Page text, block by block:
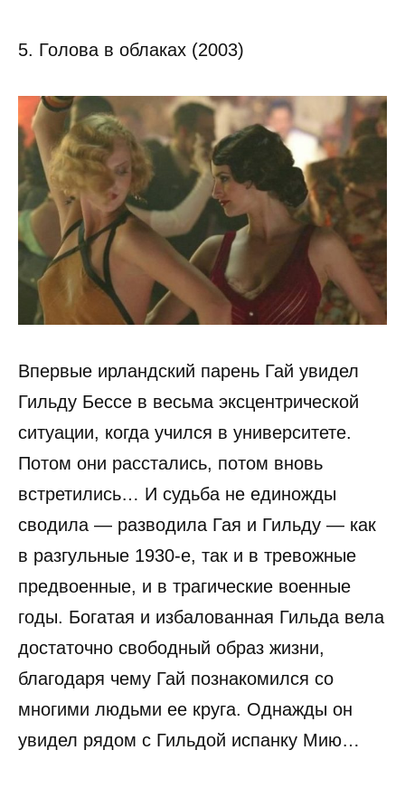
5. Голова в облаках (2003)
Впервые ирландский парень Гай увидел
Гильду Бессе в весьма эксцентрической
ситуации, когда учился в университете.
Потом они расстались, потом вновь
встретились… И судьба не единожды
сводила — разводила Гая и Гильду — как
в разгульные 1930-е, так и в тревожные
предвоенные, и в трагические военные
годы. Богатая и избалованная Гильда вела
достаточно свободный образ жизни,
благодаря чему Гай познакомился со
многими людьми ее круга. Однажды он
увидел рядом с Гильдой испанку Мию…